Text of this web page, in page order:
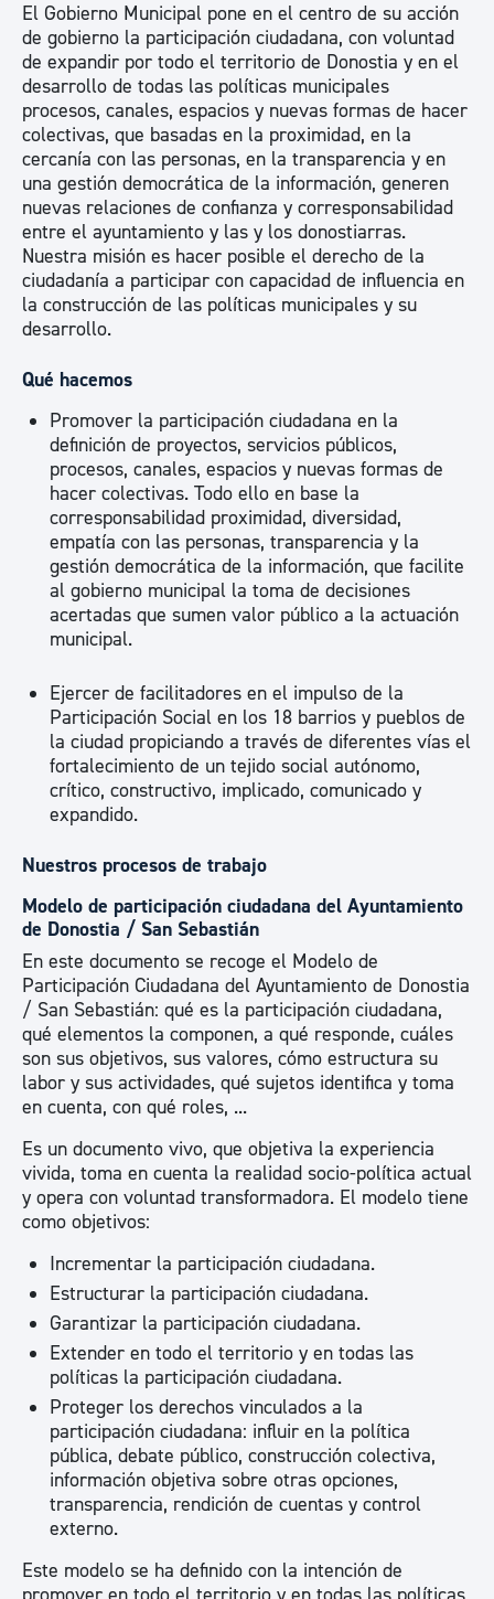
El Gobierno Municipal pone en el centro de su acción
de gobierno la participación ciudadana, con voluntad
de expandir por todo el territorio de Donostia y en el
desarrollo de todas las políticas municipales
procesos, canales, espacios y nuevas formas de hacer
colectivas, que basadas en la proximidad, en la
cercanía con las personas, en la transparencia y en
una gestión democrática de la información, generen
nuevas relaciones de confianza y corresponsabilidad
entre el ayuntamiento y las y los donostiarras.
Nuestra misión es hacer posible el derecho de la
ciudadanía a participar con capacidad de influencia en
la construcción de las políticas municipales y su
desarrollo.
Qué hacemos
Promover la participación ciudadana en la
definición de proyectos, servicios públicos,
procesos, canales, espacios y nuevas formas de
hacer colectivas. Todo ello en base la
corresponsabilidad proximidad, diversidad,
empatía con las personas, transparencia y la
gestión democrática de la información, que facilite
al gobierno municipal la toma de decisiones
acertadas que sumen valor público a la actuación
municipal.
Ejercer de facilitadores en el impulso de la
Participación Social en los 18 barrios y pueblos de
la ciudad propiciando a través de diferentes vías el
fortalecimiento de un tejido social autónomo,
crítico, constructivo, implicado, comunicado y
expandido.
Nuestros procesos de trabajo
Modelo de participación ciudadana del Ayuntamiento
de Donostia / San Sebastián
En este documento se recoge el Modelo de
Participación Ciudadana del Ayuntamiento de Donostia
/ San Sebastián: qué es la participación ciudadana,
qué elementos la componen, a qué responde, cuáles
son sus objetivos, sus valores, cómo estructura su
labor y sus actividades, qué sujetos identifica y toma
en cuenta, con qué roles, ...
Es un documento vivo, que objetiva la experiencia
vivida, toma en cuenta la realidad socio-política actual
y opera con voluntad transformadora. El modelo tiene
como objetivos:
Incrementar la participación ciudadana.
Estructurar la participación ciudadana.
Garantizar la participación ciudadana.
Extender en todo el territorio y en todas las
políticas la participación ciudadana.
Proteger los derechos vinculados a la
participación ciudadana: influir en la política
pública, debate público, construcción colectiva,
información objetiva sobre otras opciones,
transparencia, rendición de cuentas y control
externo.
Este modelo se ha definido con la intención de